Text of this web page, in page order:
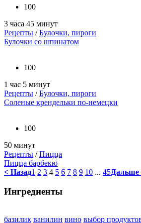
100
3 часа 45 минут
Рецепты /Булочки, пироги
Булочки со шпинатом
100
1 час 5 минут
Рецепты /Булочки, пироги
Соленые крендельки по-немецки
100
50 минут
Рецепты /Пицца
Пицца барбекю
< Назад1 2 3 4 5 6 7 8 9 10 ... 45Дальше
Ингредиенты
базилик ванилин вино выбор